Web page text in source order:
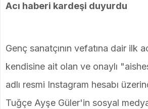
Acı haberi kardeşi duyurdu
Genç sanatçının vefatına dair ilk
kendisine ait olan ve onaylı
adlı resmi Instagram hesabı
Tuğçe Ayşe Güler'in sosyal